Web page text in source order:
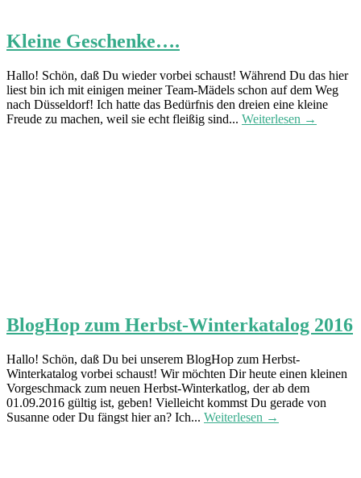
Kleine Geschenke….
Hallo! Schön, daß Du wieder vorbei schaust! Während Du das hier
liest bin ich mit einigen meiner Team-Mädels schon auf dem Weg
nach Düsseldorf! Ich hatte das Bedürfnis den dreien eine kleine
Freude zu machen, weil sie echt fleißig sind... Weiterlesen →
BlogHop zum Herbst-Winterkatalog 2016
Hallo! Schön, daß Du bei unserem BlogHop zum Herbst-
Winterkatalog vorbei schaust! Wir möchten Dir heute einen kleinen
Vorgeschmack zum neuen Herbst-Winterkatlog, der ab dem
01.09.2016 gültig ist, geben! Vielleicht kommst Du gerade von
Susanne oder Du fängst hier an? Ich... Weiterlesen →